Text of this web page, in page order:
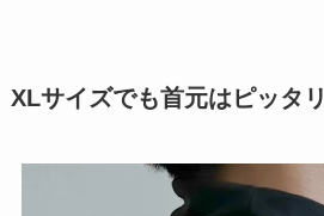
XLサイズでも首元はピッタリ